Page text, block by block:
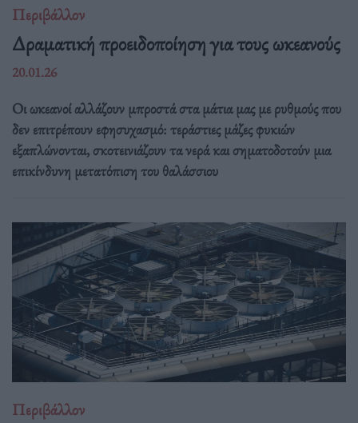
Περιβάλλον
Δραματική προειδοποίηση για τους ωκεανούς
20.01.26
Οι ωκεανοί αλλάζουν μπροστά στα μάτια μας με ρυθμούς που
δεν επιτρέπουν εφησυχασμό: τεράστιες μάζες φυκιών
εξαπλώνονται, σκοτεινιάζουν τα νερά και σηματοδοτούν μια
επικίνδυνη μετατόπιση του θαλάσσιου
Περιβάλλον